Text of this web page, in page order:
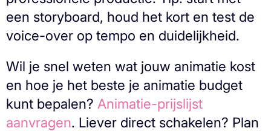
een storyboard, houd het kort en test de
voice-over op tempo en duidelijkheid.
Wil je snel weten wat jouw animatie kost
en hoe je het beste je animatie budget
kunt bepalen? Animatie-prijslijst
aanvragen. Liever direct schakelen? Plan